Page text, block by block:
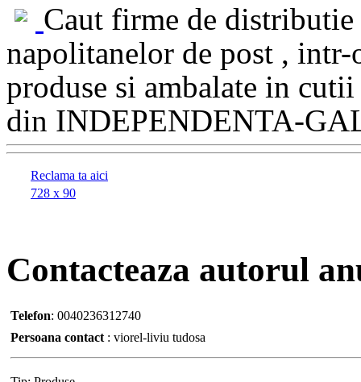
Caut firme de
napolitanelor de post , intr-
produse si ambalate in
din INDEPENDENTA-
Reclama ta aici
728 x 90
Contacteaza autorul
Telefon: 0040236312740
Persoana contact : viorel-liviu tudosa